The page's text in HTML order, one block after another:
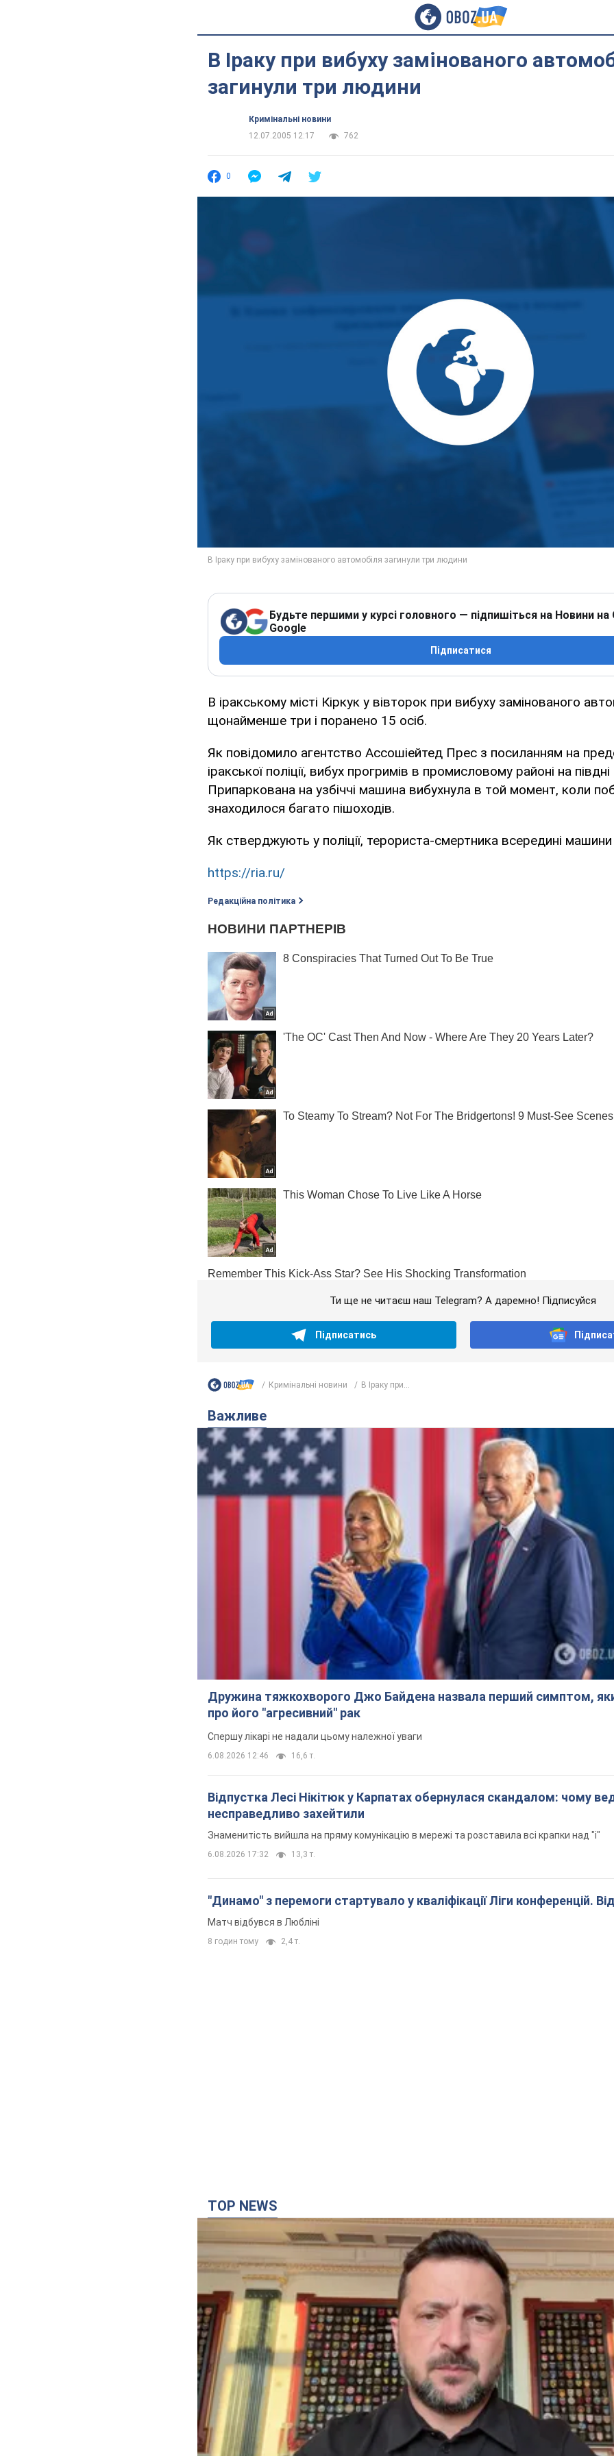
В Іраку при вибуху замінованого
загинули три людини
Кримінальні новини
12.07.2005 12:17
762
0
Будьте першими у курсі головного — підпишіться на Новини на
Google
Підписатися
В іракському місті Кіркук у вівторок при вибуху замінованого
щонайменше три і поранено 15 осіб.
Як повідомило агентство Ассошіейтед Прес з посиланням на
іракської поліції, вибух прогримів в промисловому районі на півдні
Припаркована на узбіччі машина вибухнула в той момент, коли
знаходилося багато пішоходів.
Як стверджують у поліції, терориста-смертника всередині
https://ria.ru/
Редакційна політика
Ти ще не читаєш наш Telegram? А даремно! Підписуйся
Підписатись
Кримінальні новини В Іраку при...
Важливе
Дружина тяжкохворого Джо Байдена назвала перший симптом,
про його "агресивний" рак
Спершу лікарі не надали цьому належної уваги
6.08.2026 12:46 16,6 т.
Відпустка Лесі Нікітюк у Карпатах обернулася скандалом: чому
несправедливо захейтили
Знаменитість вийшла на пряму комунікацію в мережі та розставила всі крапки над "і"
6.08.2026 17:32 13,3 т.
"Динамо" з перемоги стартувало у кваліфікації Ліги конференцій.
Матч відбувся в Любліні
8 годин тому 2,4 т.
TOP NEWS